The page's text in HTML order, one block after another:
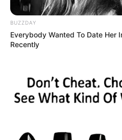
BUZZDAY
Everybody Wanted To Date Her
Recently